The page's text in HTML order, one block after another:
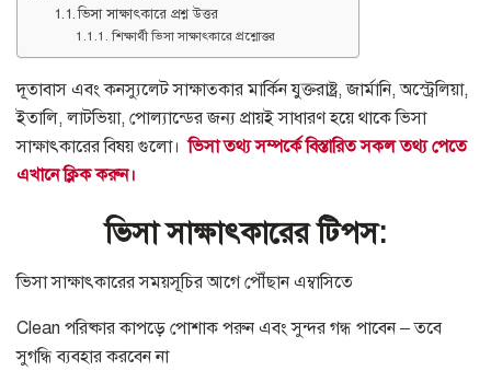
ভিসা সাক্ষাৎকারে প্রশ্ন উত্তর
শিক্ষার্থী ভিসা সাক্ষাৎকারে প্রশ্নোত্তর
দূতাবাস এবং কনস্যুলেট সাক্ষাত্কার মার্কিন যুক্তরাষ্ট্র,জার্মানি,অস্ট্রেলিয়া,
ইতালি,লাটভিয়া, পোল্যান্ডের জন্য প্রায়ই সাধারণ হয়ে থাকে ভিসা
সাক্ষাৎকারের বিষয় গুলো।ভিসা তথ্য সম্পর্কে বিস্তারিত সকল তথ্য পেতে
এখানে ক্লিক করুন।
ভিসা সাক্ষাৎকারের টিপস:
ভিসা সাক্ষাৎকারের সময়সূচির আগে পৌঁছান এম্বাসিতে
Clean পরিষ্কার কাপড়ে পোশাক পরুন এবং সুন্দর গন্ধ পাবেন–তবে
সুগন্ধি ব্যবহার করবেন না